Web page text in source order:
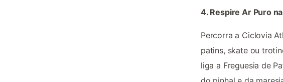
4. Respire Ar Puro
Percorra a Ciclovia
patins, skate ou
liga a Freguesia de